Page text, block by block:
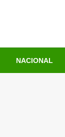
NACIONAL